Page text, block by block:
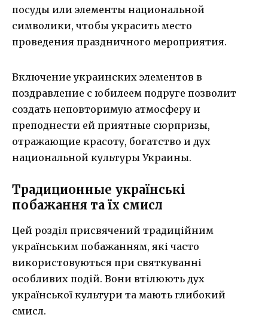
посуды или элементы национальной
символики, чтобы украсить место
проведения праздничного мероприятия.
Включение украинских элементов в
поздравление с юбилеем подруге позволит
создать неповторимую атмосферу и
преподнести ей приятные сюрпризы,
отражающие красоту, богатство и дух
национальной культуры Украины.
Традиционные українські
побажання та їх смисл
Цей розділ присвячений традиційним
українським побажанням, які часто
використовуються при святкуванні
особливих подій. Вони втілюють дух
української культури та мають глибокий
смисл.